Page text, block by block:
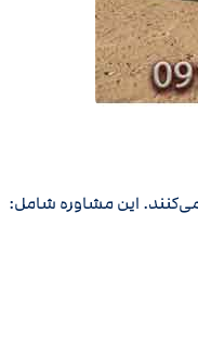
می‌کنند. این مشاوره شامل: